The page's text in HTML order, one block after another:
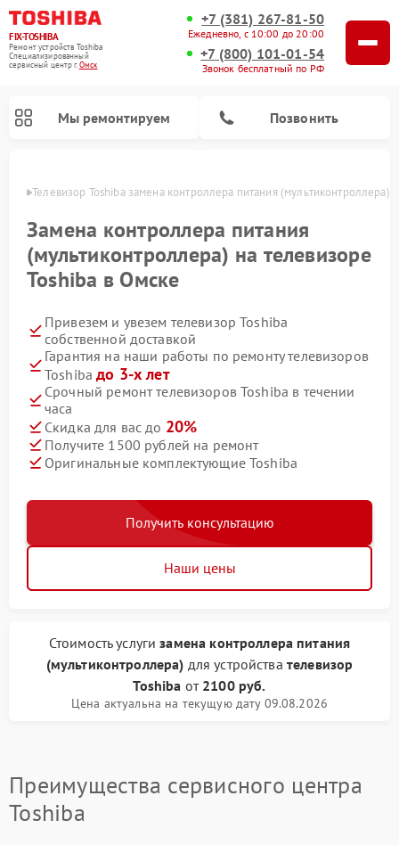
FIX-TOSHIBA
Ремонт устройств Toshiba
Специализированный
cервисный центр г.Омск
+7 (381) 267-81-50
Ежедневно, с 10:00 до 20:00
+7 (800) 101-01-54
Звонок бесплатный по РФ
Мы ремонтируем Позвонить
Телевизор Toshiba замена контроллера питания (мультиконтроллера)
Замена контроллера питания
(мультиконтроллера) на телевизоре
Toshiba в Омске
Привезем и увезем телевизор Toshiba
собственной доставкой
Гарантия на наши работы по ремонту телевизоров
Toshibaдо 3-х лет
Срочный ремонт телевизоров Toshiba в течении
часа
Скидка для вас до 20%
Получите 1500 рублей на ремонт
Оригинальные комплектующие Toshiba
Получить консультацию
Наши цены
Стоимость услугизамена контроллера питания
(мультиконтроллера) для устройства телевизор
Toshiba от 2100 руб.
Цена актуальна на текущую дату 09.08.2026
Преимущества сервисного центра
Toshiba